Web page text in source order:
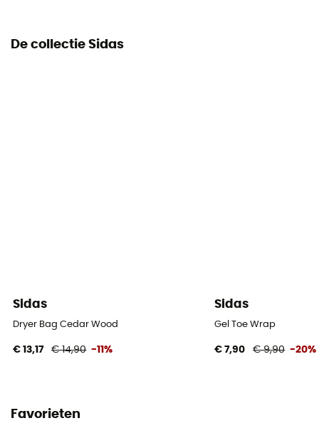
De collectie Sidas
Sidas
Dryer Bag Cedar Wood
€ 13,17 € 14,90 -11%
Sidas
Gel Toe Wrap
€ 7,90 € 9,90 -20%
Favorieten